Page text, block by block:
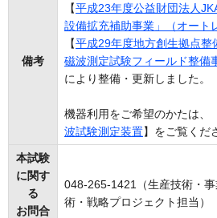
備考
【平成23年度公益財団法人
設備拡充補助事業」（オート
【平成29年度地方創生拠点整
磁波測定試験フィールド整備
により整備・更新しました。
機器利用をご希望のかたは、
波試験測定装置】をご覧くだ
本試験
に関す
る
お問合
048-265-1421（生産技術・
術・戦略プロジェクト担当）